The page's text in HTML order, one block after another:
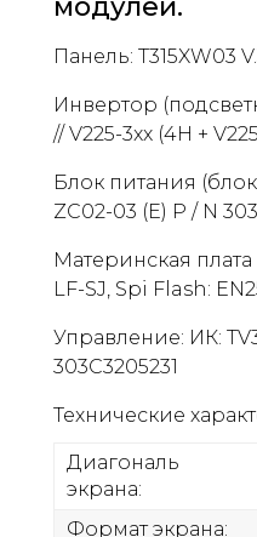
модулей.
Панель: T315XW03
Инвертор
// V225-3xx (4H +
Блок питания
ZC02-03 (E) P / N
Материнская плата
LF-SJ, Spi Flash:
Управление: ИК:
303C3205231
Технические
Диагональ
экрана:
Формат экрана: